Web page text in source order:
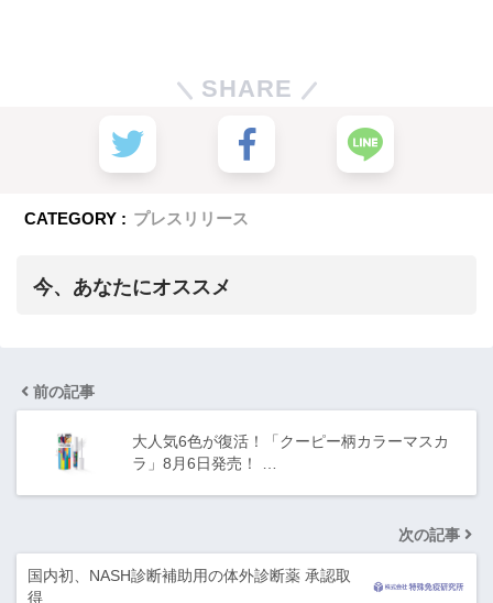
SHARE
CATEGORY : プレスリリース
今、あなたにオススメ
前の記事
大人気6色が復活！「クーピー柄カラーマスカ
ラ」8月6日発売！ …
次の記事
国内初、NASH診断補助用の体外診断薬 承認取
得